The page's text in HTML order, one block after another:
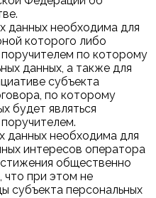
данных необходима для
которого либо
по которому
данных, а также для
субъекта
по которому
будет являться
данных необходима для
интересов оператора
общественно
что при этом не
субъекта персональных